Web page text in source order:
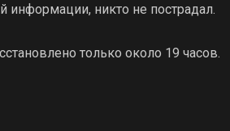
информации, никто не пострадал.
только около 19 часов.